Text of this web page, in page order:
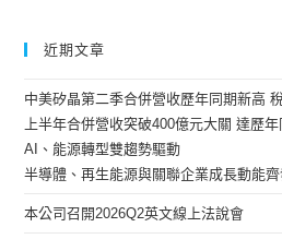
近期文章
中美矽晶第二季合併營收歷年同期新高
上半年合併營收突破400億元大關 達歷
AI、能源轉型雙趨勢驅動
半導體、再生能源與關聯企業成長動能
本公司召開2026Q2英文線上法說會